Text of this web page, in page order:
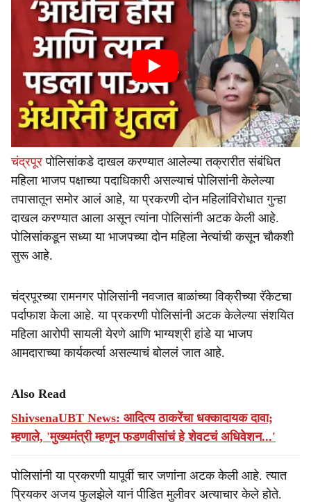
चंद्रपूर पोलिसांकडे दाखल करण्यात आलेल्या तक्रारीत संबंधित
महिला भाजप पक्षाच्या पदाधिकारी असल्याचं पोलिसांनी केलेल्या
तपासातून समोर आलं आहे, या प्रकरणी दोन महिलांविरोधात गुन्हा
दाखल करण्यात आला असून त्यांना पोलिसांनी अटक केली आहे.
पोलिसांकडून सध्या या भाजपच्या दोन महिला नेत्यांची कसून चौकशी
सुरू आहे.
चंद्रपूरच्या रामनगर पोलिसांनी नवजात बाळांच्या विक्रीच्या रॅकेटचा
पर्दाफाश केला आहे. या प्रकरणी पोलिसांनी अटक केलेल्या संशयित
महिला आरोपी सायली येरणे आणि भाग्यश्री हांडे या भाजप
आमदाराच्या कार्यकर्त्या असल्याचं बोललं जात आहे.
Also Read
ShivsenaUBT News: आदित्य ठाकरेंचा धक्कादायक दावा;
म्हणाले, 'मुख्यमंत्री म्हणून फडणवीसांचं हे शेवटचं अधिवेशन...'
पोलिसांनी या प्रकरणी यापूर्वी चार जणांना अटक केली आहे. त्यात
प्रियकर अजय फुलझेले यानं पीडित मुलीवर अत्याचार केले होते.